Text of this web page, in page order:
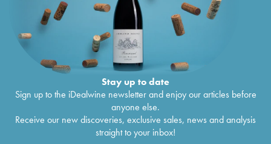
Château Climens 1er Grand Cru Classé1991 €95
Château Climens 1er Grand Cru Classé1990 €
Château Climens 1er Grand Cru Classé1989
Château Climens 1er Grand Cru Classé
Château Climens 1er Grand Cru Classé1986
Château Climens 1er Grand Cru Classé1985
Château Climens 1er Grand Cru Classé
101
Château Climens 1er Grand Cru Classé 1982 €99
Château Climens 1er Grand Cru Classé
75
Château Climens 1er Grand Cru Classé1980 €98
Château Climens 1er Grand Cru Classé
Stay up to date
Sign up to the iDealwine newsletter and enjoy our articles before
anyone else.
Receive our new discoveries, exclusive sales, news and analysis
straight to your inbox!